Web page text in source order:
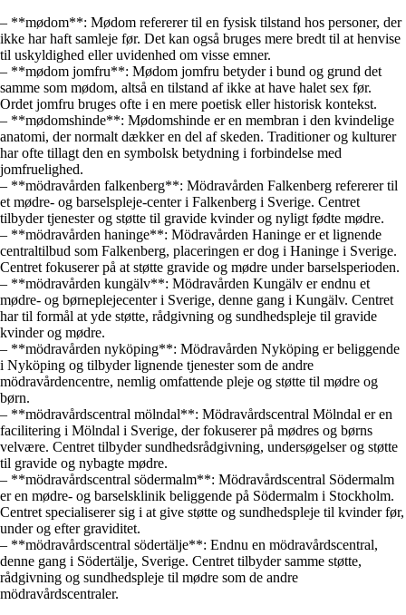
– **mødom**: Mødom refererer til en fysisk tilstand hos personer, der
ikke har haft samleje før. Det kan også bruges mere bredt til at henvise
til uskyldighed eller uvidenhed om visse emner.
– **mødom jomfru**: Mødom jomfru betyder i bund og grund det
samme som mødom, altså en tilstand af ikke at have halet sex før.
Ordet jomfru bruges ofte i en mere poetisk eller historisk kontekst.
– **mødomshinde**: Mødomshinde er en membran i den kvindelige
anatomi, der normalt dækker en del af skeden. Traditioner og kulturer
har ofte tillagt den en symbolsk betydning i forbindelse med
jomfruelighed.
– **mödravården falkenberg**: Mödravården Falkenberg refererer til
et mødre- og barselspleje-center i Falkenberg i Sverige. Centret
tilbyder tjenester og støtte til gravide kvinder og nyligt fødte mødre.
– **mödravården haninge**: Mödravården Haninge er et lignende
centraltilbud som Falkenberg, placeringen er dog i Haninge i Sverige.
Centret fokuserer på at støtte gravide og mødre under barselsperioden.
– **mödravården kungälv**: Mödravården Kungälv er endnu et
mødre- og børneplejecenter i Sverige, denne gang i Kungälv. Centret
har til formål at yde støtte, rådgivning og sundhedspleje til gravide
kvinder og mødre.
– **mödravården nyköping**: Mödravården Nyköping er beliggende
i Nyköping og tilbyder lignende tjenester som de andre
mödravårdencentre, nemlig omfattende pleje og støtte til mødre og
børn.
– **mödravårdscentral mölndal**: Mödravårdscentral Mölndal er en
facilitering i Mölndal i Sverige, der fokuserer på mødres og børns
velvære. Centret tilbyder sundhedsrådgivning, undersøgelser og støtte
til gravide og nybagte mødre.
– **mödravårdscentral södermalm**: Mödravårdscentral Södermalm
er en mødre- og barselsklinik beliggende på Södermalm i Stockholm.
Centret specialiserer sig i at give støtte og sundhedspleje til kvinder før,
under og efter graviditet.
– **mödravårdscentral södertälje**: Endnu en mödravårdscentral,
denne gang i Södertälje, Sverige. Centret tilbyder samme støtte,
rådgivning og sundhedspleje til mødre som de andre
mödravårdscentraler.